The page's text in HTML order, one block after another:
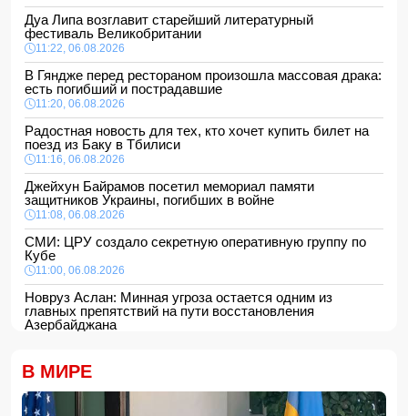
Дуа Липа возглавит старейший литературный
фестиваль Великобритании
11:22, 06.08.2026
В Гяндже перед рестораном произошла массовая драка:
есть погибший и пострадавшие
11:20, 06.08.2026
Радостная новость для тех, кто хочет купить билет на
поезд из Баку в Тбилиси
11:16, 06.08.2026
Джейхун Байрамов посетил мемориал памяти
защитников Украины, погибших в войне
11:08, 06.08.2026
СМИ: ЦРУ создало секретную оперативную группу по
Кубе
11:00, 06.08.2026
Новруз Аслан: Минная угроза остается одним из
главных препятствий на пути восстановления
Азербайджана
Лига чемпионов УЕФА: "Сабах" на выезде уступил
"Орхусу" - ВИДЕО
10:28, 06.08.2026
В МИРЕ